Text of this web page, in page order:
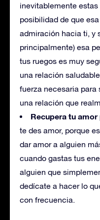
inevitablemente
posibilidad de que
admiración hacia ti, y
principalmente) esa
tus ruegos es muy
una relación
fuerza necesaria para
una relación que
Recupera tu
te des amor, porque
dar amor a alguien
cuando gastas tus
alguien que
dedícate a hacer lo
con frecuencia.